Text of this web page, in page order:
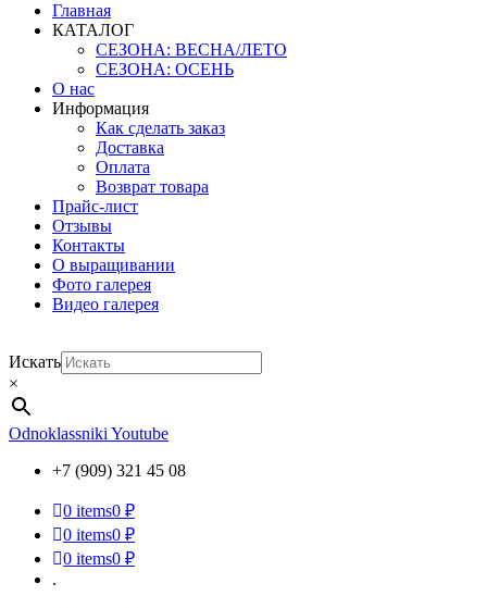
Главная
КАТАЛОГ
СЕЗОНА: ВЕСНА/ЛЕТО
СЕЗОНА: ОСЕНЬ
О нас
Информация
Как сделать заказ
Доставка
Оплата
Возврат товара
Прайс-лист
Отзывы
Контакты
О выращивании
Фото галерея
Видео галерея
Искать
×
Odnoklassniki Youtube
+7 (909) 321 45 08
0 items0 ₽
0 items0 ₽
0 items0 ₽
.